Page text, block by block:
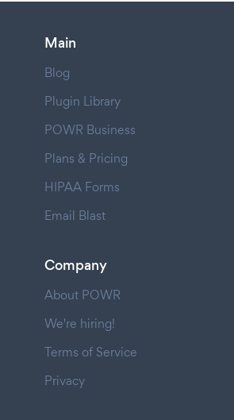
Main
Blog
Plugin Library
POWR Business
Plans & Pricing
HIPAA Forms
Email Blast
Company
About POWR
We're hiring!
Terms of Service
Privacy